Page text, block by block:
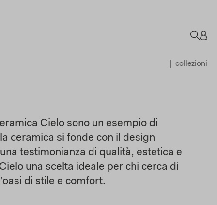
collezioni
Cielo sono un esempio di
ceramica si fonde con il design
testimonianza di qualità, estetica e
una scelta ideale per chi cerca di
di stile e comfort.